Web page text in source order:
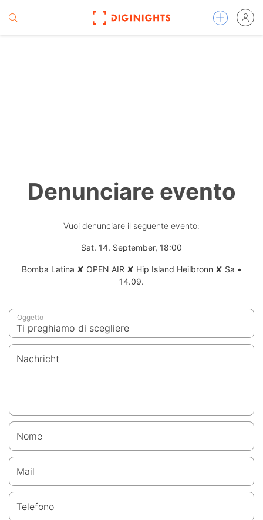
Denunciare evento
Vuoi denunciare il seguente evento:
Sat. 14. September, 18:00
Bomba Latina ✘ OPEN AIR ✘ Hip Island Heilbronn ✘ Sa •
14.09.
Oggetto
Nachricht
Nome
Mail
Telefono